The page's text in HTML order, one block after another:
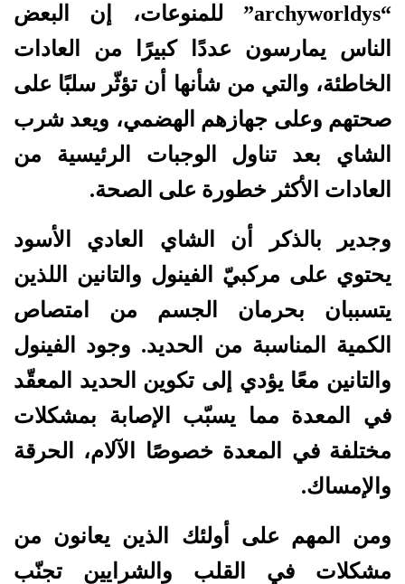
“archyworldys” للمنوعات، إن البعض
الناس يمارسون عددًا كبيرًا من العادات
الخاطئة، والتي من شأنها أن تؤثّر سلبًا على
صحتهم وعلى جهازهم الهضمي، ويعد شرب
الشاي بعد تناول الوجبات الرئيسية من
العادات الأكثر خطورة على الصحة.
وجدير بالذكر أن الشاي العادي الأسود
يحتوي على مركبيّ الفينول والتانين اللذين
يتسببان بحرمان الجسم من امتصاص
الكمية المناسبة من الحديد. وجود الفينول
والتانين معًا يؤدي إلى تكوين الحديد المعقّد
في المعدة مما يسبّب الإصابة بمشكلات
مختلفة في المعدة خصوصًا الآلام، الحرقة
والإمساك.
ومن المهم على أولئك الذين يعانون من
مشكلات في القلب والشرايين تجنّب